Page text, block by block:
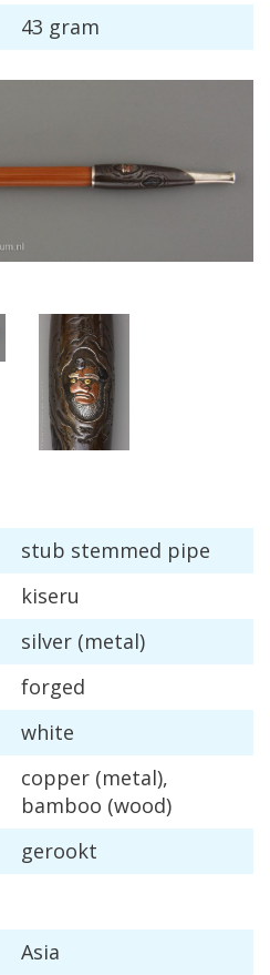
43 gram
stub stemmed pipe
kiseru
silver (metal)
forged
white
copper (metal),
bamboo (wood)
gerookt
Asia